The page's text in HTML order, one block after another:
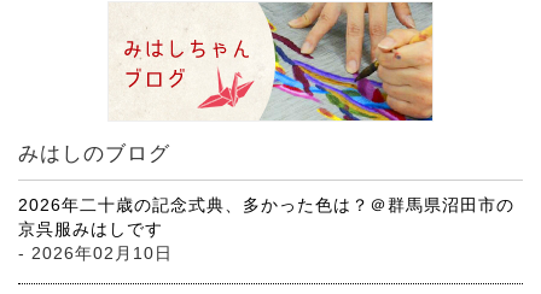
みはしのブログ
2026年二十歳の記念式典、多かった色は？＠群馬県沼田市の
京呉服みはしです
- 2026年02月10日